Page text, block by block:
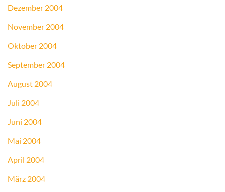
Dezember 2004
November 2004
Oktober 2004
September 2004
August 2004
Juli 2004
Juni 2004
Mai 2004
April 2004
März 2004